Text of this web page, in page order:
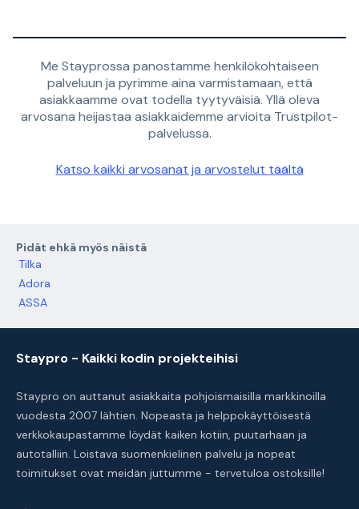
Me Stayprossa panostamme henkilökohtaiseen
palveluun ja pyrimme aina varmistamaan, että
asiakkaamme ovat todella tyytyväisiä. Yllä oleva
arvosana heijastaa asiakkaidemme arvioita Trustpilot-
palvelussa.
Katso kaikki arvosanat ja arvostelut täältä
Pidät ehkä myös näistä
Tilka
Adora
ASSA
Staypro - Kaikki kodin projekteihisi
Staypro on auttanut asiakkaita pohjoismaisilla markkinoilla
vuodesta 2007 lähtien. Nopeasta ja helppokäyttöisestä
verkkokaupastamme löydät kaiken kotiin, puutarhaan ja
autotalliin. Loistava suomenkielinen palvelu ja nopeat
toimitukset ovat meidän juttumme - tervetuloa ostoksille!